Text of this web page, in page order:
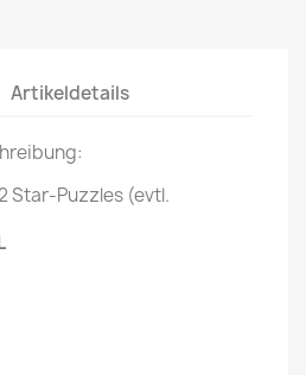
Artikeldetails
Star-Puzzles (evtl.